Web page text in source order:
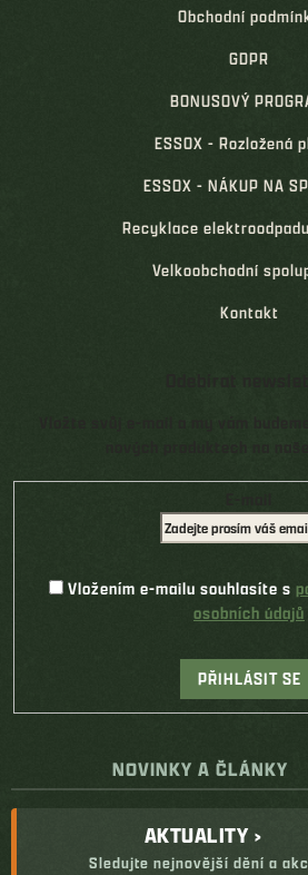
Obchodní
GDPR
BONUSOVÝ
ESSOX - Rozložená
ESSOX - NÁKUP NA
Recyklace
Velkoobchodní
Kontakt
Vložením e-mailu souhlasíte s
osobních údajů
PŘIHLÁSIT SE
NOVINKY A ČLÁNKY
AKTUALITY ›
Sledujte nejnovější dění a